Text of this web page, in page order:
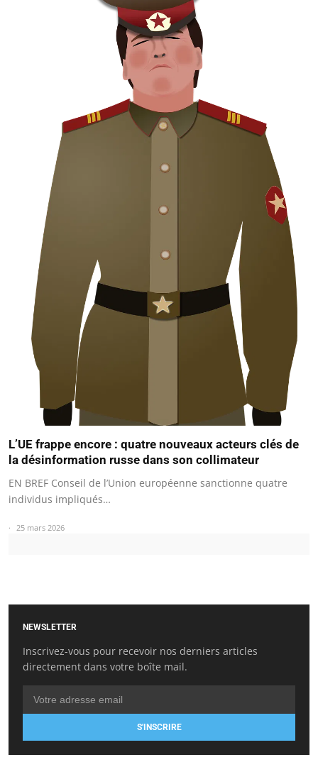
L’UE frappe encore : quatre nouveaux acteurs clés de
la désinformation russe dans son collimateur
EN BREF Conseil de l’Union européenne sanctionne quatre
individus impliqués…
25 mars 2026
NEWSLETTER
Inscrivez-vous pour recevoir nos derniers articles
directement dans votre boîte mail.
S'INSCRIRE